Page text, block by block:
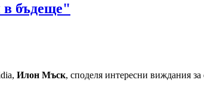
бъдеще"
Илон Мъск, споделя интересни виждания